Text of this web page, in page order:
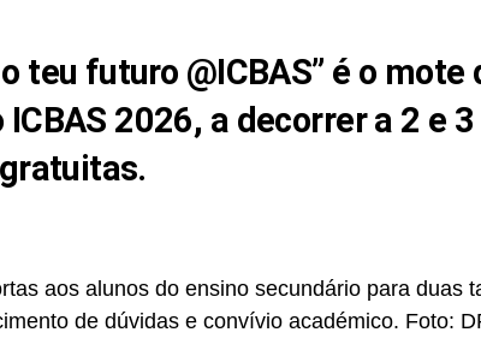
teu futuro @ICBAS” é o mote
2026, a decorrer a 2 e
aos alunos do ensino secundário para duas
de dúvidas e convívio académico. Foto: